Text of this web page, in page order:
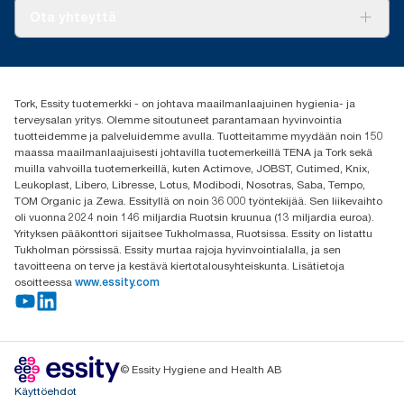
(+358) 9 5068 8222
Oy Essity Finland Ab
Revontulenkuja 1
02100 Espoo
Tork, Essity tuotemerkki - on johtava maailmanlaajuinen hygienia- ja
terveysalan yritys. Olemme sitoutuneet parantamaan hyvinvointia
tuotteidemme ja palveluidemme avulla. Tuotteitamme myydään noin 150
maassa maailmanlaajuisesti johtavilla tuotemerkeillä TENA ja Tork sekä
muilla vahvoilla tuotemerkeillä, kuten Actimove, JOBST, Cutimed, Knix,
Leukoplast, Libero, Libresse, Lotus, Modibodi, Nosotras, Saba, Tempo,
TOM Organic ja Zewa. Essityllä on noin 36 000 työntekijää. Sen liikevaihto
oli vuonna 2024 noin 146 miljardia Ruotsin kruunua (13 miljardia euroa).
Yrityksen pääkonttori sijaitsee Tukholmassa, Ruotsissa. Essity on listattu
Tukholman pörssissä. Essity murtaa rajoja hyvinvointialalla, ja sen
tavoitteena on terve ja kestävä kiertotalousyhteiskunta. Lisätietoja
osoitteessa www.essity.com
© Essity Hygiene and Health AB
Käyttöehdot